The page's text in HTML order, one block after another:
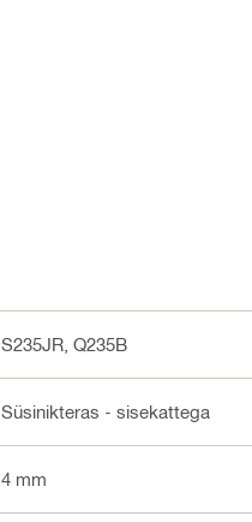
S235JR, Q235B
Süsinikteras - sisekattega
4 mm